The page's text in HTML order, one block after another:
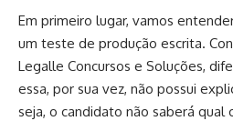
Em primeiro lugar, vamos
um teste de produção escrita.
Legalle Concursos e Soluções,
essa, por sua vez, não possui
seja, o candidato não saberá qual